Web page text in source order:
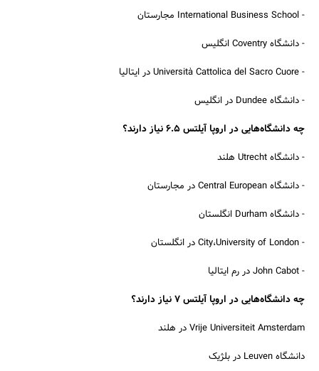
- International Business School مجارستان
- دانشگاه Coventry انگلیس
- Università Cattolica del Sacro Cuore در ایتالیا
- دانشگاه Dundee در انگلیس
چه دانشگاه‌هایی در اروپا آیلتس 6.5 نیاز دارند؟
- دانشگاه Utrecht هلند
- دانشگاه Central European در مجارستان
- دانشگاه Durham انگلستان
- City،University of London در انگلستان
- John Cabot در رم ایتالیا
چه دانشگاه‌هایی در اروپا آیلتس 7 نیاز دارند؟
Vrije Universiteit Amsterdam در هلند
دانشگاه Leuven در بلژیک